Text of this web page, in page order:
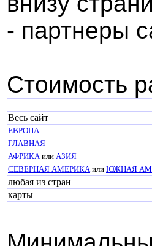
- партнеры
Стоимость
Весь сайт
ЕВРОПА
ГЛАВНАЯ
АФРИКАили АЗИЯ
СЕВЕРНАЯ АМЕРИКАили ЮЖНАЯ
любая из стран
карты